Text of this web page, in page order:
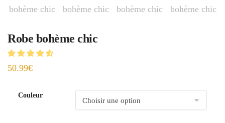
Robe bohème chic
50.99€
Couleur